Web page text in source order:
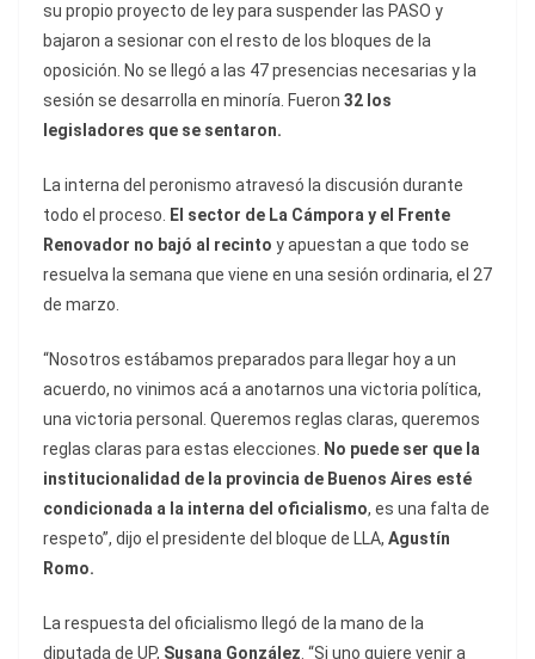
su propio proyecto de ley para suspender las PASO y
bajaron a sesionar con el resto de los bloques de la
oposición. No se llegó a las 47 presencias necesarias y la
sesión se desarrolla en minoría. Fueron 32 los
legisladores que se sentaron.
La interna del peronismo atravesó la discusión durante
todo el proceso. El sector de La Cámpora y el Frente
Renovador no bajó al recinto y apuestan a que todo se
resuelva la semana que viene en una sesión ordinaria, el 27
de marzo.
“Nosotros estábamos preparados para llegar hoy a un
acuerdo, no vinimos acá a anotarnos una victoria política,
una victoria personal. Queremos reglas claras, queremos
reglas claras para estas elecciones. No puede ser que la
institucionalidad de la provincia de Buenos Aires esté
condicionada a la interna del oficialismo, es una falta de
respeto”, dijo el presidente del bloque de LLA, Agustín
Romo.
La respuesta del oficialismo llegó de la mano de la
diputada de UP, Susana González. “Si uno quiere venir a